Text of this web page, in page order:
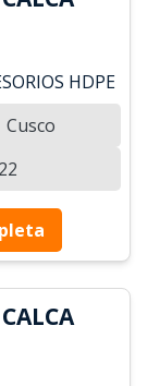
HDPE
Cusco